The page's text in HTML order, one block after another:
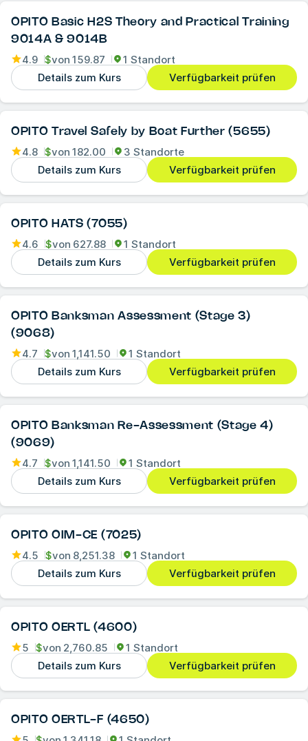
OPITO Basic H2S Theory and Practical Training
9014A & 9014B
4.9 $von 159.87
1 Standort
Details zum Kurs
Verfügbarkeit prüfen
OPITO Travel Safely by Boat Further (5655)
4.8 $von 182.00
3 Standorte
Details zum Kurs
Verfügbarkeit prüfen
OPITO HATS (7055)
4.6 $von 627.88
1 Standort
Details zum Kurs
Verfügbarkeit prüfen
OPITO Banksman Assessment (Stage 3)
(9068)
4.7 $von 1,141.50
1 Standort
Details zum Kurs
Verfügbarkeit prüfen
OPITO Banksman Re-Assessment (Stage 4)
(9069)
4.7 $von 1,141.50
1 Standort
Details zum Kurs
Verfügbarkeit prüfen
OPITO OIM-CE (7025)
4.5 $von 8,251.38
1 Standort
Details zum Kurs
Verfügbarkeit prüfen
OPITO OERTL (4600)
5 $von 2,760.85
1 Standort
Details zum Kurs
Verfügbarkeit prüfen
OPITO OERTL-F (4650)